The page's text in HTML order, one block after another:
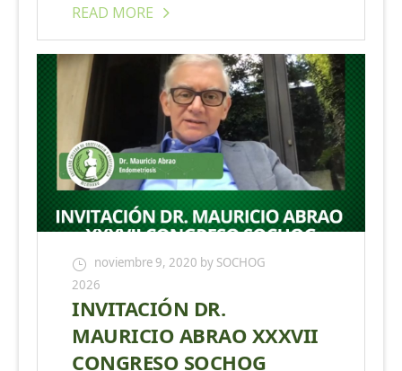
READ MORE
noviembre 9, 2020 by SOCHOG
2026
INVITACIÓN DR.
MAURICIO ABRAO XXXVII
CONGRESO SOCHOG